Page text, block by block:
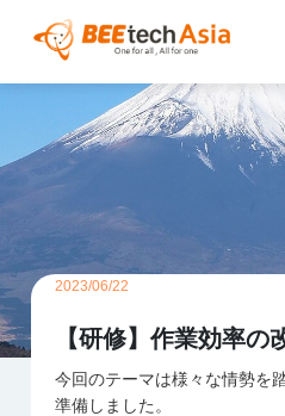
2023/06/22
【研修】作業効率の
今回のテーマは様々な情勢を
準備しました。